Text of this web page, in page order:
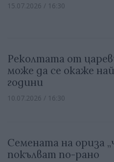
15.07.2026 / 16:30
Реколтата от
може да се окаже
години
10.07.2026 / 16:30
Семената на ориза
покълват по-рано